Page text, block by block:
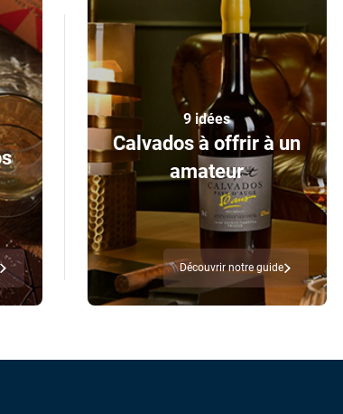
9 idées
Calvados à offrir à un
amateur
Découvrir notre guide